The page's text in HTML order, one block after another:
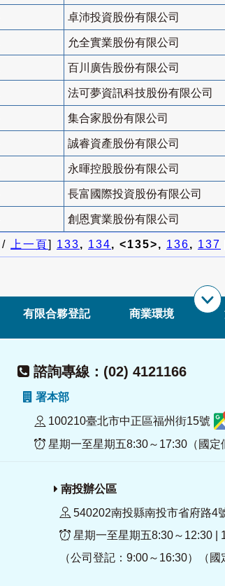
卓沛投資股份有限公司
允全實業股份有限公司
百川廣告股份有限公司
法可夢資訊科技股份有限公司
集合家股份有限公司
誠睿資產股份有限公司
永暉控股股份有限公司
長富國際投資股份有限公司
創恩實業股份有限公司
/ 上一頁] 133, 134, <135>, 136, 137
有限合夥登記 商業環境
諮詢專線：(02) 4121166
署本部
100210臺北市中正區福州街15號
星期一至星期五8:30～17:30（國定
南投辦公區
540202南投縣南投市省府路4
星期一至星期五8:30～12:30 |
（公司登記：9:00～16:30）（國